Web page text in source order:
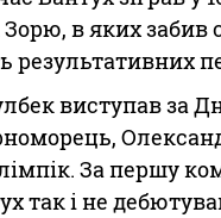
в яких забив
результативних
виступав за
За першу
так і не